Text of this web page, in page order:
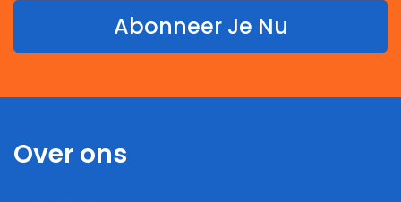
Abonneer Je Nu
Over ons